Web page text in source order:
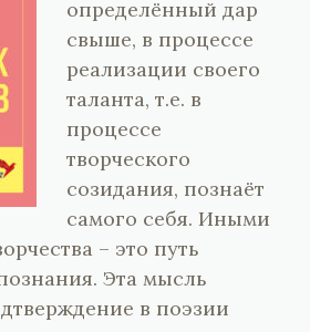
определённый дар
свыше, в процессе
реализации своего
таланта, т.е. в
процессе
творческого
созидания, познаёт
самого себя. Иными
– это путь
Эта мысль
в поэзии